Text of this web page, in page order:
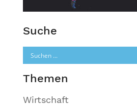
Suche
Themen
Wirtschaft